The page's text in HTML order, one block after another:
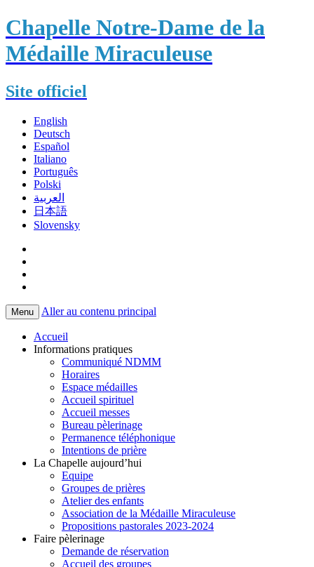
Chapelle Notre-Dame de la
Médaille Miraculeuse
Site officiel
English
Deutsch
Español
Italiano
Português
Polski
العربية
日本語
Slovensky
Menu Aller au contenu principal
Accueil
Informations pratiques
Communiqué NDMM
Horaires
Espace médailles
Accueil spirituel
Accueil messes
Bureau pèlerinage
Permanence téléphonique
Intentions de prière
La Chapelle aujourd’hui
Equipe
Groupes de prières
Atelier des enfants
Association de la Médaille Miraculeuse
Propositions pastorales 2023-2024
Faire pèlerinage
Demande de réservation
Accueil des groupes